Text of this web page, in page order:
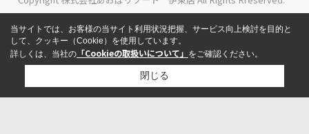
当サイトでは、お客様の当サイト利用状況把握、サービス向上検討を目的と
して、クッキー（Cookie）を使用しています。
詳しくは、当社の 「Cookieの取扱いについて」 をご確認ください。
閉じる